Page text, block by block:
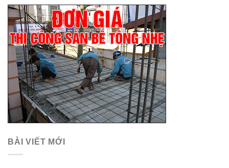
BÀI VIẾT MỚI